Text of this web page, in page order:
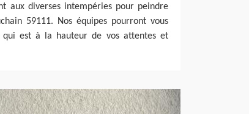
aux diverses intempéries pour peindre
59111. Nos équipes pourront vous
est à la hauteur de vos attentes et